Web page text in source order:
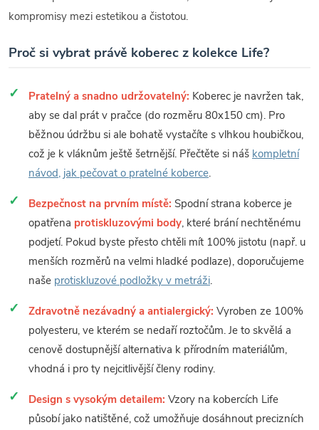
kompromisy mezi estetikou a čistotou.
Proč si vybrat právě koberec z kolekce Life?
Pratelný a snadno udržovatelný: Koberec je navržen tak,
aby se dal prát v pračce (do rozměru 80x150 cm). Pro
běžnou údržbu si ale bohatě vystačíte s vlhkou houbičkou,
což je k vláknům ještě šetrnější. Přečtěte si náš kompletní
návod, jak pečovat o pratelné koberce.
Bezpečnost na prvním místě: Spodní strana koberce je
opatřena protiskluzovými body, které brání nechtěnému
podjetí. Pokud byste přesto chtěli mít 100% jistotu (např. u
menších rozměrů na velmi hladké podlaze), doporučujeme
naše protiskluzové podložky v metráži.
Zdravotně nezávadný a antialergický: Vyroben ze 100%
polyesteru, ve kterém se nedaří roztočům. Je to skvělá a
cenově dostupnější alternativa k přírodním materiálům,
vhodná i pro ty nejcitlivější členy rodiny.
Design s vysokým detailem: Vzory na kobercích Life
působí jako natištěné, což umožňuje dosáhnout precizních